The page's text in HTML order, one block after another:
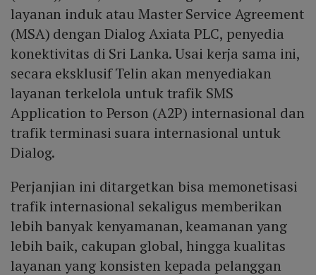
layanan induk atau Master Service Agreement
(MSA) dengan Dialog Axiata PLC, penyedia
konektivitas di Sri Lanka. Usai kerja sama ini,
secara eksklusif Telin akan menyediakan
layanan terkelola untuk trafik SMS
Application to Person (A2P) internasional dan
trafik terminasi suara internasional untuk
Dialog.
Perjanjian ini ditargetkan bisa memonetisasi
trafik internasional sekaligus memberikan
lebih banyak kenyamanan, keamanan yang
lebih baik, cakupan global, hingga kualitas
layanan yang konsisten kepada pelanggan